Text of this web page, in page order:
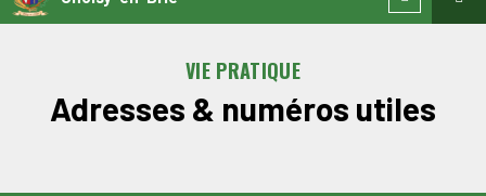
VIE PRATIQUE
Adresses & numéros utiles